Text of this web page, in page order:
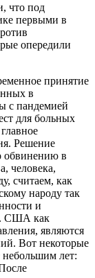
что под
первыми в
опередили
принятие
в
с пандемией
для больных
Решение
обвинению в
человека,
считаем, как
народу так
и
США как
являются
Вот некоторые
небольшим лет: